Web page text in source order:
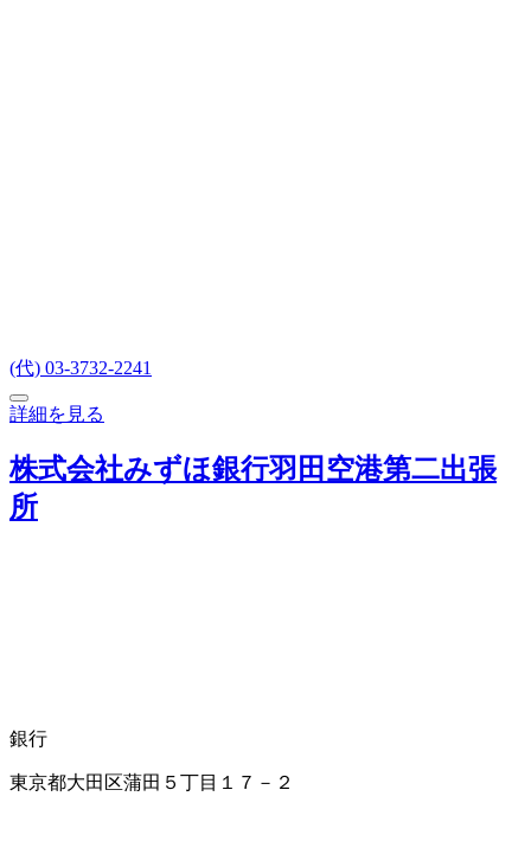
(代) 03-3732-2241
詳細を見る
株式会社みずほ銀行羽田空港第二出張
所
銀行
東京都大田区蒲田５丁目１７－２